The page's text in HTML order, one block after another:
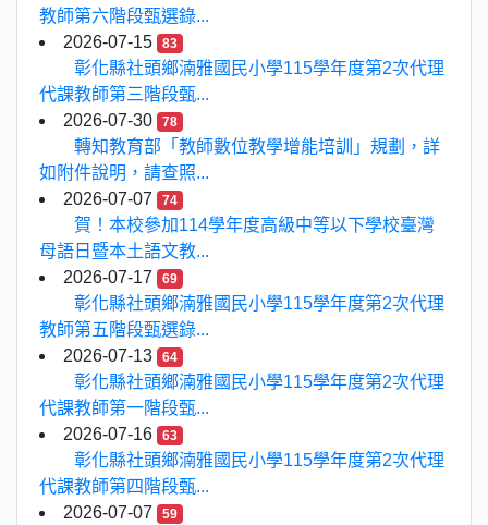
教師第六階段甄選錄...
2026-07-15
83
彰化縣社頭鄉湳雅國民小學115學年度第2次代理
代課教師第三階段甄...
2026-07-30
78
轉知教育部「教師數位教學增能培訓」規劃，詳
如附件說明，請查照...
2026-07-07
74
賀！本校參加114學年度高級中等以下學校臺灣
母語日暨本土語文教...
2026-07-17
69
彰化縣社頭鄉湳雅國民小學115學年度第2次代理
教師第五階段甄選錄...
2026-07-13
64
彰化縣社頭鄉湳雅國民小學115學年度第2次代理
代課教師第一階段甄...
2026-07-16
63
彰化縣社頭鄉湳雅國民小學115學年度第2次代理
代課教師第四階段甄...
2026-07-07
59